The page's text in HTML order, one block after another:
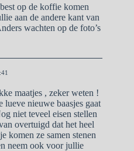
op de koffie komen
aan de andere kant van
wachten op de foto’s
maatjes , zeker weten !
lueve nieuwe baasjes gaat
niet teveel eisen stellen
overtuigd dat het heel
komen ze samen stenen
neem ook voor jullie